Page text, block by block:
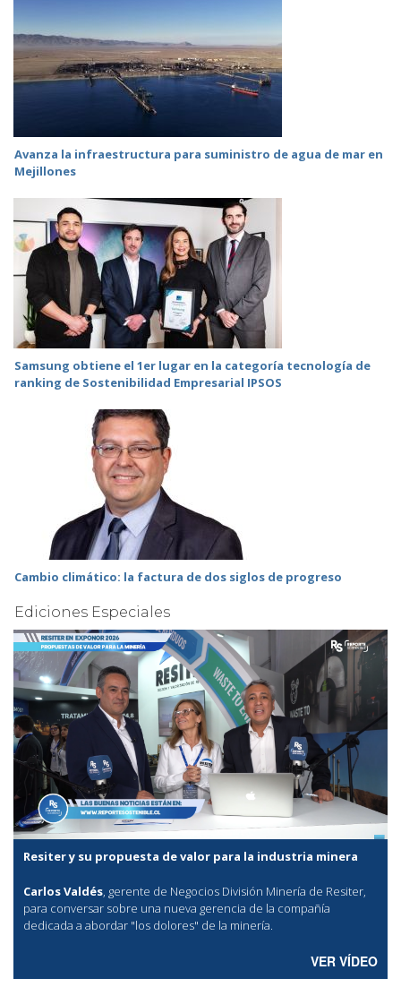
Avanza la infraestructura para suministro de agua de mar en
Mejillones
Samsung obtiene el 1er lugar en la categoría tecnología de
ranking de Sostenibilidad Empresarial IPSOS
Cambio climático: la factura de dos siglos de progreso
Ediciones Especiales
Resiter y su propuesta de valor para la industria minera
Carlos Valdés, gerente de Negocios División Minería de Resiter,
para conversar sobre una nueva gerencia de la compañía
dedicada a abordar "los dolores" de la minería.
VER VÍDEO